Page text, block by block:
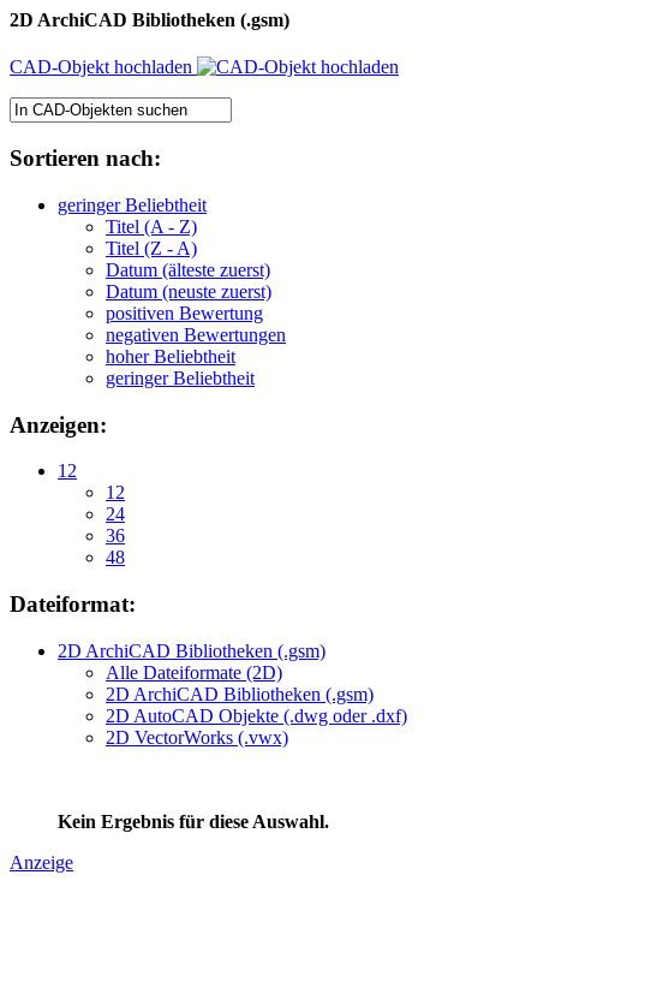
2D ArchiCAD Bibliotheken (.gsm)
CAD-Objekt hochladen
Sortieren nach:
geringer Beliebtheit
Titel (A - Z)
Titel (Z - A)
Datum (älteste zuerst)
Datum (neuste zuerst)
positiven Bewertung
negativen Bewertungen
hoher Beliebtheit
geringer Beliebtheit
Anzeigen:
12
12
24
36
48
Dateiformat:
2D ArchiCAD Bibliotheken (.gsm)
Alle Dateiformate (2D)
2D ArchiCAD Bibliotheken (.gsm)
2D AutoCAD Objekte (.dwg oder .dxf)
2D VectorWorks (.vwx)
Kein Ergebnis für diese Auswahl.
Anzeige